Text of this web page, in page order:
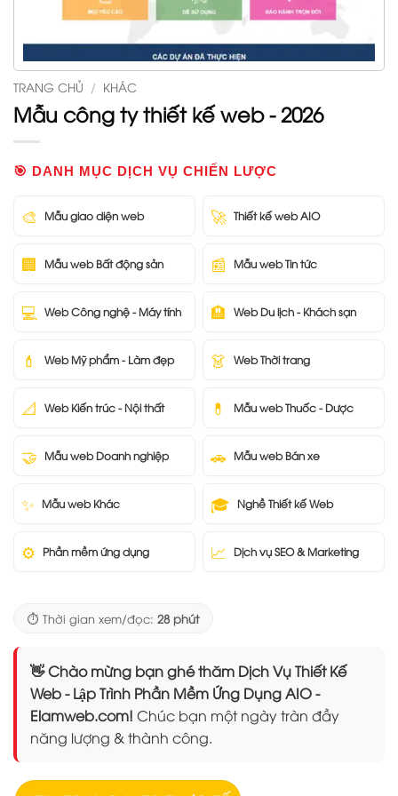
TRANG CHỦ / KHÁC
Mẫu công ty thiết kế web - 2026
🎯 DANH MỤC DỊCH VỤ CHIẾN LƯỢC
🎨 Mẫu giao diện web 🚀 Thiết kế web AIO
🏢 Mẫu web Bất động sản 📰 Mẫu web Tin tức
💻 Web Công nghệ - Máy tính 🏨 Web Du lịch - Khách sạn
💄 Web Mỹ phẩm - Làm đẹp 👗 Web Thời trang
📐 Web Kiến trúc - Nội thất 💊 Mẫu web Thuốc - Dược
🤝 Mẫu web Doanh nghiệp 🚗 Mẫu web Bán xe
✨ Mẫu web Khác 🎓 Nghề Thiết kế Web
⚙️ Phần mềm ứng dụng 📈 Dịch vụ SEO & Marketing
⏱️ Thời gian xem/đọc: 28 phút
👋 Chào mừng bạn ghé thăm Dịch Vụ Thiết Kế
Web - Lập Trình Phần Mềm Ứng Dụng AIO -
Elamweb.com! Chúc bạn một ngày tràn đầy
năng lượng & thành công.